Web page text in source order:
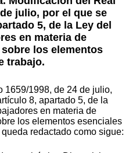
julio, por el que se
5, de la Ley del
en materia de
los elementos
trabajo.
1659/1998, de 24 de julio,
8, apartado 5, de la
en materia de
los elementos esenciales
redactado como sigue: